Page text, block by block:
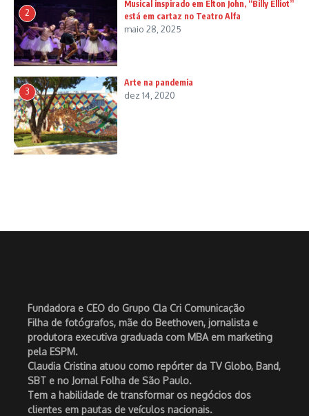
2
Musical inspirado em Elton John, “Billy Elliot”
está em cartaz no Teatro Alfa
maio 28, 2025
3
Arte na pandemia
dez 14, 2020
Fundadora e CEO do Grupo Cla Cri Comunicação
Filha de fotógrafos, mãe do Beethoven, jornalista e
produtora executiva graduada com MBA em marketing
pela ESPM.
Claudia Cristina atuou como repórter da TV Globo, Band,
SBT e no Jornal Folha de São Paulo.
Tem a habilidade de transformar os negócios dos
clientes em pautas de veículos nacionais.